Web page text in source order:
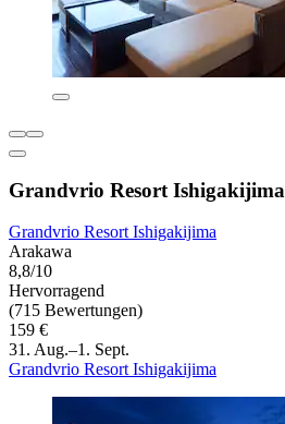
Grandvrio Resort Ishigakijima
Grandvrio Resort Ishigakijima
Arakawa
8,8/10
Hervorragend
(715 Bewertungen)
159 €
31. Aug.–1. Sept.
Grandvrio Resort Ishigakijima